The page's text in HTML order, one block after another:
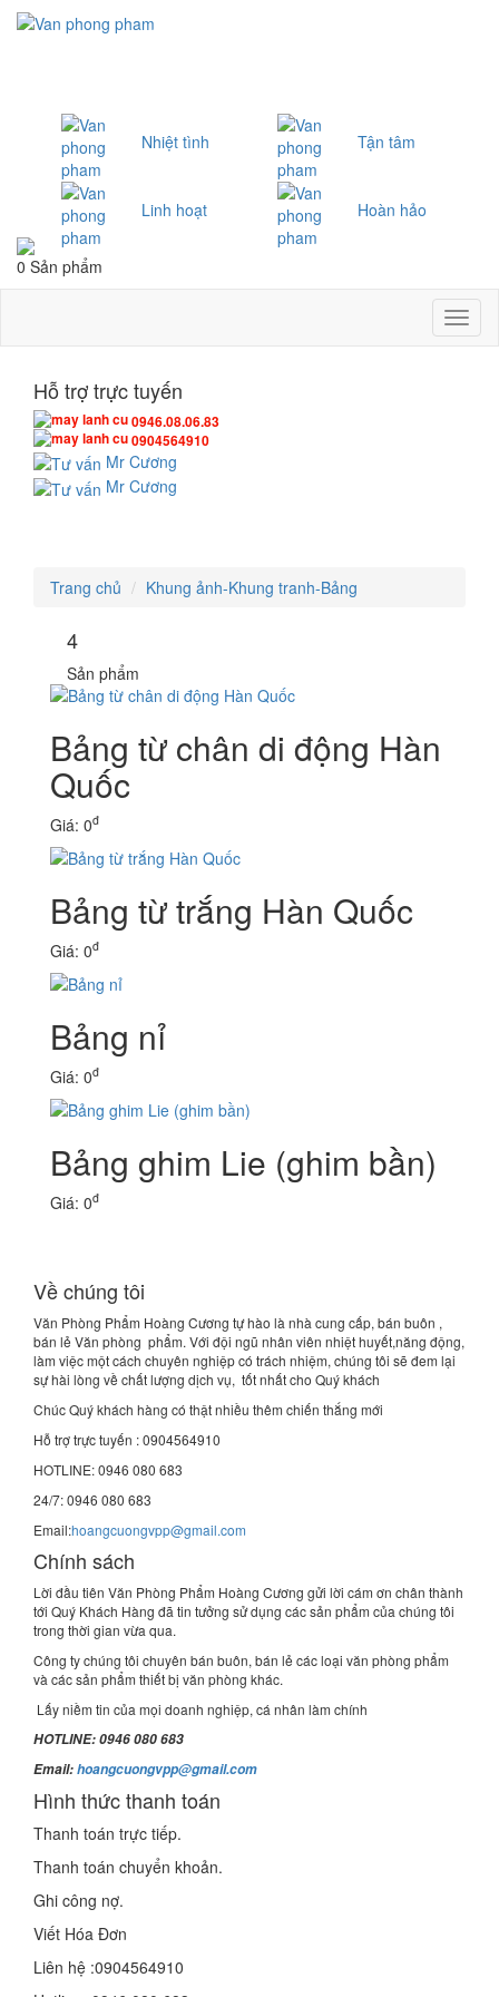
Nhiệt tình Tận tâm
Linh hoạt Hoàn hảo
0 Sản phẩm
Hỗ trợ trực tuyến
0946.08.06.83
0904564910
Mr Cương
Mr Cương
Trang chủ
Khung ảnh-Khung tranh-Bảng
4
Sản phẩm
Bảng từ chân di động Hàn
Quốc
Giá: 0đ
Bảng từ trắng Hàn Quốc
Giá: 0đ
Bảng nỉ
Giá: 0đ
Bảng ghim Lie (ghim bần)
Giá: 0đ
Về chúng tôi
Văn Phòng Phẩm Hoàng Cương tự hào là nhà cung cấp, bán buôn ,
bán lẻ Văn phòng phẩm. Với đội ngũ nhân viên nhiệt huyết,năng động,
làm việc một cách chuyên nghiệp có trách nhiệm, chúng tôi sẽ đem lại
sự hài lòng về chất lượng dịch vụ, tốt nhất cho Quý khách
Chúc Quý khách hàng có thật nhiều thêm chiến thắng mới
Hỗ trợ trực tuyến : 0904564910
HOTLINE: 0946 080 683
24/7: 0946 080 683
Email:hoangcuongvpp@gmail.com
Chính sách
Lời đầu tiên Văn Phòng Phẩm Hoàng Cương gửi lời cám ơn chân thành
tới Quý Khách Hàng đã tin tưởng sử dụng các sản phẩm của chúng tôi
trong thời gian vừa qua.
Công ty chúng tôi chuyên bán buôn, bán lẻ các loại văn phòng phẩm
và các sản phẩm thiết bị văn phòng khác.
Lấy niềm tin của mọi doanh nghiệp, cá nhân làm chính
HOTLINE: 0946 080 683
Email:hoangcuongvpp@gmail.com
Hình thức thanh toán
Thanh toán trực tiếp.
Thanh toán chuyển khoản.
Ghi công nợ.
Viết Hóa Đơn
Liên hệ :0904564910